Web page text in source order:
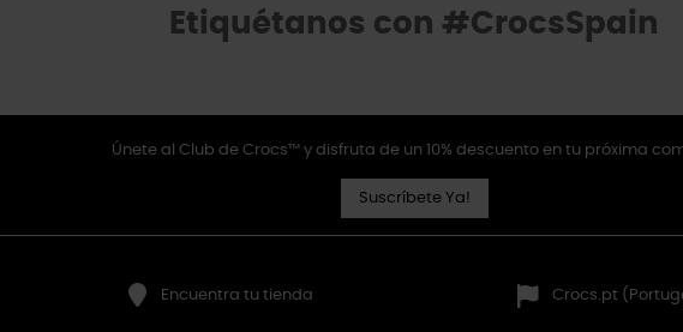
Etiquétanos con #CrocsSpain
Únete al Club de Crocs™ y disfruta de un 10% descuento en tu próxima
Suscríbete Ya!
Encuentra tu tienda Crocs.pt